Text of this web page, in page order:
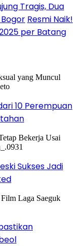
Tragis, Dua
Resmi Naik!
per Batang
10 Perempuan
Sukses Jadi